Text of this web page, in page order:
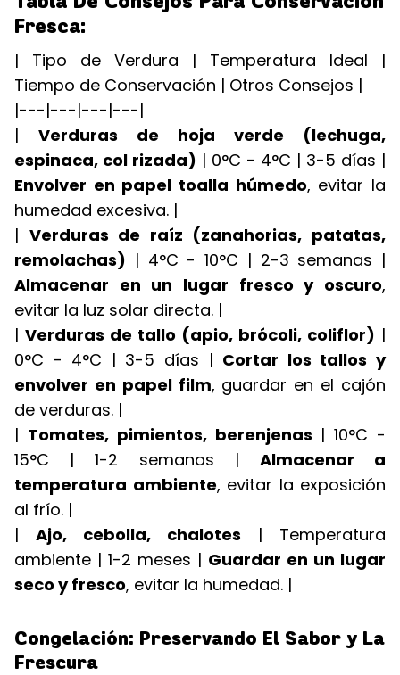
Fresca:
| Tipo de Verdura | Temperatura Ideal |
Tiempo de Conservación | Otros Consejos |
|---|---|---|---|
| Verduras de hoja verde (lechuga,
espinaca, col rizada) | 0°C - 4°C | 3-5 días |
Envolver en papel toalla húmedo, evitar la
humedad excesiva. |
| Verduras de raíz (zanahorias, patatas,
remolachas) | 4°C - 10°C | 2-3 semanas |
Almacenar en un lugar fresco y oscuro,
evitar la luz solar directa. |
| Verduras de tallo (apio, brócoli, coliflor) |
0°C - 4°C | 3-5 días | Cortar los tallos y
envolver en papel film, guardar en el cajón
de verduras. |
| Tomates, pimientos, berenjenas | 10°C -
15°C | 1-2 semanas | Almacenar a
temperatura ambiente, evitar la exposición
al frío. |
| Ajo, cebolla, chalotes | Temperatura
ambiente | 1-2 meses | Guardar en un lugar
seco y fresco, evitar la humedad. |
Congelación: Preservando El Sabor y La
Frescura